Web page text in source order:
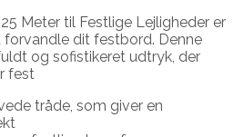
Meter til Festlige Lejligheder er
forvandle dit festbord. Denne
og sofistikeret udtryk, der
fest
tråde, som giver en